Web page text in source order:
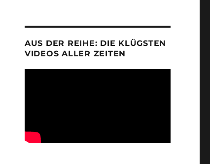
AUS DER REIHE: DIE KLÜGSTEN
VIDEOS ALLER ZEITEN